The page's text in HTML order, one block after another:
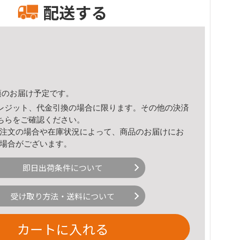
配送する
お届け予定です。
ジット、代金引換の場合に限ります。その他の決済
ら をご確認ください。
文の場合や在庫状況によって、商品のお届けにお
合がございます。
即日出荷条件について
受け取り方法・送料について
カートに入れる